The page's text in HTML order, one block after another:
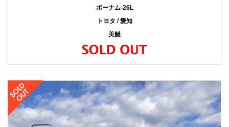
ポーナム-26L
トヨタ / 愛知
美艇